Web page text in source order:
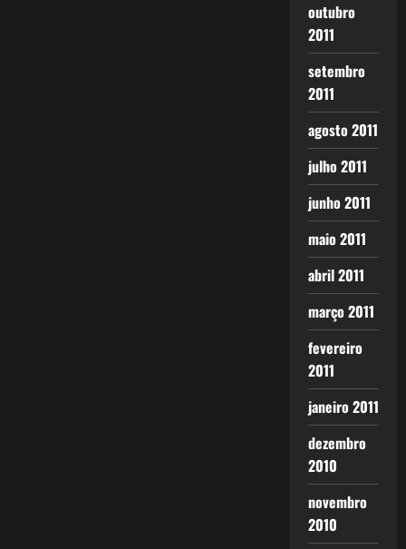
outubro
2011
setembro
2011
agosto 2011
julho 2011
junho 2011
maio 2011
abril 2011
março 2011
fevereiro
2011
janeiro 2011
dezembro
2010
novembro
2010